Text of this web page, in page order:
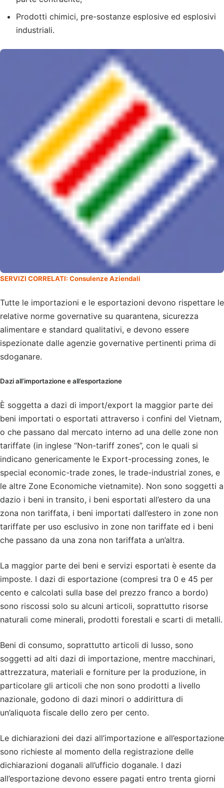
Prodotti chimici, pre-sostanze esplosive ed esplosivi
industriali.
SERVIZI CORRELATI: Consulenze Aziendali
Tutte le importazioni e le esportazioni devono rispettare le
relative norme governative su quarantena, sicurezza
alimentare e standard qualitativi, e devono essere
ispezionate dalle agenzie governative pertinenti prima di
sdoganare.
Dazi all’importazione e all’esportazione
È soggetta a dazi di import/export la maggior parte dei
beni importati o esportati attraverso i confini del Vietnam,
o che passano dal mercato interno ad una delle zone non
tariffate (in inglese “Non-tariff zones”, con le quali si
indicano genericamente le Export-processing zones, le
special economic-trade zones, le trade-industrial zones, e
le altre Zone Economiche vietnamite). Non sono soggetti a
dazio i beni in transito, i beni esportati all’estero da una
zona non tariffata, i beni importati dall’estero in zone non
tariffate per uso esclusivo in zone non tariffate ed i beni
che passano da una zona non tariffata a un’altra.
La maggior parte dei beni e servizi esportati è esente da
imposte. I dazi di esportazione (compresi tra 0 e 45 per
cento e calcolati sulla base del prezzo franco a bordo)
sono riscossi solo su alcuni articoli, soprattutto risorse
naturali come minerali, prodotti forestali e scarti di metalli.
Beni di consumo, soprattutto articoli di lusso, sono
soggetti ad alti dazi di importazione, mentre macchinari,
attrezzatura, materiali e forniture per la produzione, in
particolare gli articoli che non sono prodotti a livello
nazionale, godono di dazi minori o addirittura di
un’aliquota fiscale dello zero per cento.
Le dichiarazioni dei dazi all’importazione e all’esportazione
sono richieste al momento della registrazione delle
dichiarazioni doganali all’ufficio doganale. I dazi
all’esportazione devono essere pagati entro trenta giorni